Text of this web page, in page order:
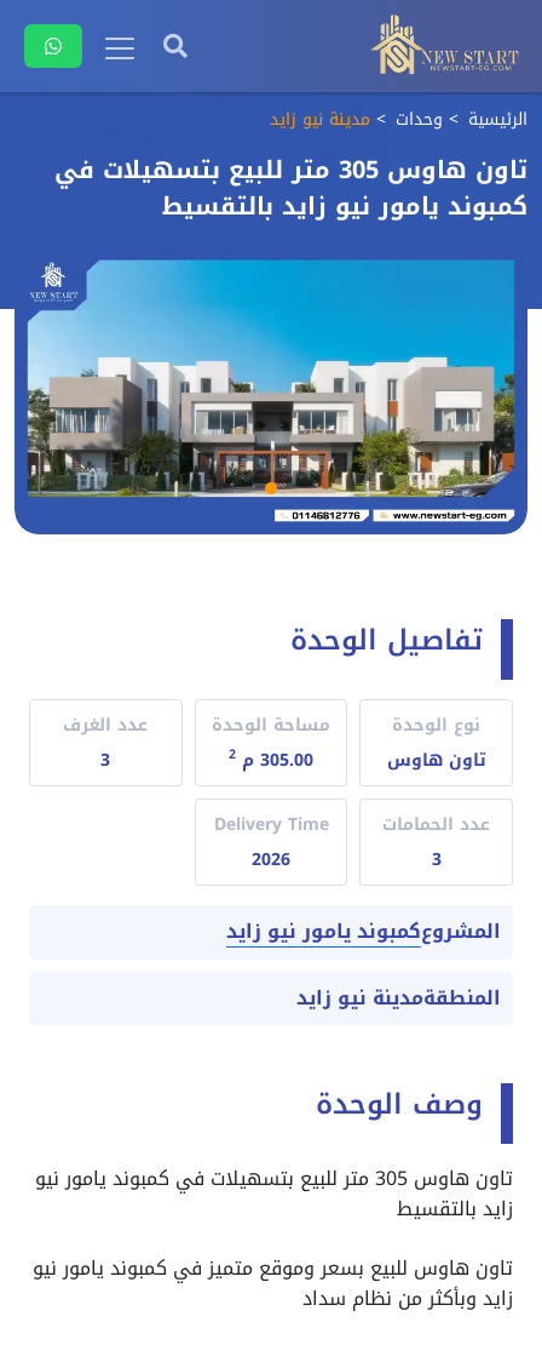
الرئيسية وحدات مدينة نيو زايد
تاون هاوس 305 متر للبيع بتسهيلات في
كمبوند يامور نيو زايد بالتقسيط
تفاصيل الوحدة
نوع الوحدة
تاون هاوس
مساحة الوحدة
305.00 م
2
عدد الغرف
3
عدد الحمامات
3
Delivery Time
2026
المشروعكمبوند يامور نيو زايد
المنطقةمدينة نيو زايد
وصف الوحدة
تاون هاوس 305 متر للبيع بتسهيلات في كمبوند يامور نيو
زايد بالتقسيط
تاون هاوس للبيع بسعر وموقع متميز في كمبوند يامور نيو
زايد وبأكثر من نظام سداد